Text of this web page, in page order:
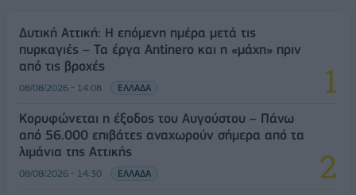
Δυτική Αττική: Η επόμενη ημέρα μετά τις
πυρκαγιές – Τα έργα Antinero και η «μάχη» πριν
από τις βροχές
08/08/2026 - 14:08 ΕΛΛΑΔΑ
Κορυφώνεται η έξοδος του Αυγούστου – Πάνω
από 56.000 επιβάτες αναχωρούν σήμερα από τα
λιμάνια της Αττικής
08/08/2026 - 14:30 ΕΛΛΑΔΑ